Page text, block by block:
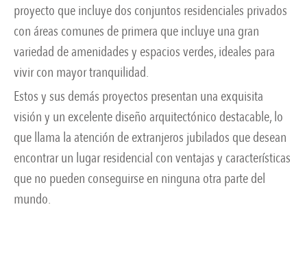
proyecto que incluye dos conjuntos residenciales privados
con áreas comunes de primera que incluye una gran
variedad de amenidades y espacios verdes, ideales para
vivir con mayor tranquilidad.
Estos y sus demás proyectos presentan una exquisita
visión y un excelente diseño arquitectónico destacable, lo
que llama la atención de extranjeros jubilados que desean
encontrar un lugar residencial con ventajas y características
que no pueden conseguirse en ninguna otra parte del
mundo.